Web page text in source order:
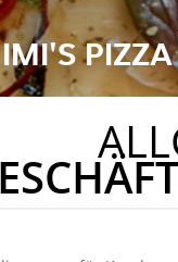
IMI'S PIZZA